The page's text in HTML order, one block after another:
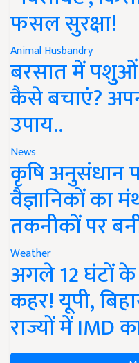
फसल सुरक्षा!
Animal Husbandry
बरसात में पशुओं
कैसे बचाएं?
उपाय..
News
कृषि अनुसंधान
वैज्ञानिकों का
तकनीकों पर
Weather
अगले 12 घंटों के
कहर! यूपी,
राज्यों में IMD